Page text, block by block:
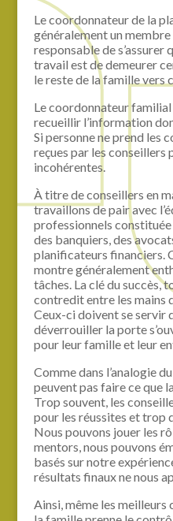
Le coordonnateur de la
généralement un
responsable de s’assurer
travail est de demeurer
le reste de la famille vers
Le coordonnateur
recueillir l’information
Si personne ne prend les
reçues par les conseillers
incohérentes.
À titre de conseillers en
travaillons de pair avec
professionnels
des banquiers, des
planificateurs financiers.
montre généralement
tâches. La clé du succès,
contredit entre les mains
Ceux-ci doivent se servir
déverrouiller la porte
pour leur famille et leur
Comme dans l’analogie
peuvent pas faire ce que
Trop souvent, les
pour les réussites et trop
Nous pouvons jouer les
mentors, nous pouvons
basés sur notre
résultats finaux ne nous
Ainsi, même les